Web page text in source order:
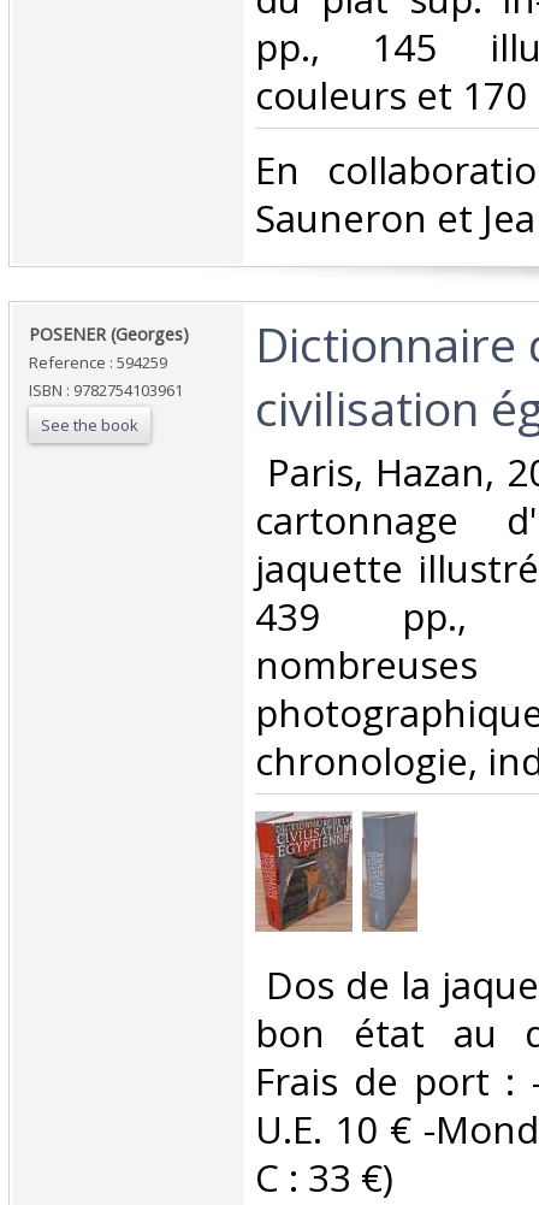
pp., 145
couleurs et
‎En
Sauneron et
‎POSENER (Georges)‎
Reference : 594259
ISBN : 9782754103961
See the book
‎Dictionnaire
civilisation
Paris, Hazan,
cartonnage
jaquette
439 pp.,
nombreuses
chronologie,
Dos de la
bon état au
Frais de port :
U.E. 10 € -
C : 33 €) ‎